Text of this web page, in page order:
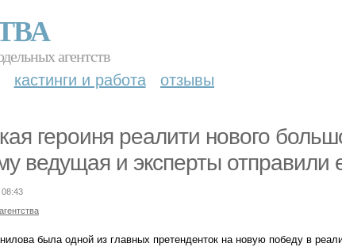
агентств
кастинги и работа отзывы
героиня реалити нового
ведущая и эксперты отправили
08:43
была одной из главных претенденток на новую победу в